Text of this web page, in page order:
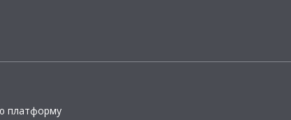
платформу